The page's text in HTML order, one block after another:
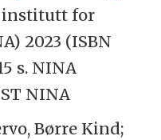
institutt for
2023 (ISBN
s. NINA
NINA
Børre Kind;